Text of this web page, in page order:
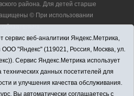
района. Для детей старше
© При использовании
Россия, Тюменская
район, с. Аромашево, ул.
редакции:
(34545) 2-30-58
сервис веб-аналитики Яндекс.Метрика,
"Яндекс" (119021, Россия, Москва, ул.
Сервис Яндекс.Метрика использует
данных посетителей для
и улучшения качества обслуживания.
Вы автоматически соглашаетесь с